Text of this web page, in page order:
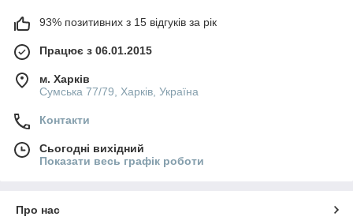
93% позитивних з 15 відгуків за рік
Працює з 06.01.2015
м. Харків
Сумська 77/79, Харків, Україна
Контакти
Сьогодні вихідний
Показати весь графік роботи
Про нас